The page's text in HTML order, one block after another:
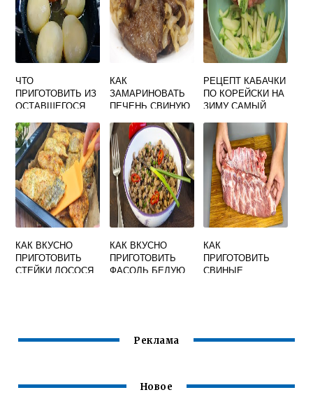
ЧТО
ПРИГОТОВИТЬ ИЗ
ОСТАВШЕГОСЯ
КАРТОФЕЛЬНОГО
БЫСТРО И
ВКУСНО
КАК
ЗАМАРИНОВАТЬ
ПЕЧЕНЬ СВИНУЮ
СКОВОРОДЕ
ВКУСНО РЕЦЕПТ
РЕЦЕПТ КАБАЧКИ
ПО КОРЕЙСКИ НА
ЗИМУ САМЫЙ
КАК ВКУСНО
ПРИГОТОВИТЬ
СТЕЙКИ ЛОСОСЯ
КАК ВКУСНО
ПРИГОТОВИТЬ
ФАСОЛЬ БЕЛУЮ
КАК
ПРИГОТОВИТЬ
СВИНЫЕ
ПОДЛИВКОЙ
Реклама
Новое